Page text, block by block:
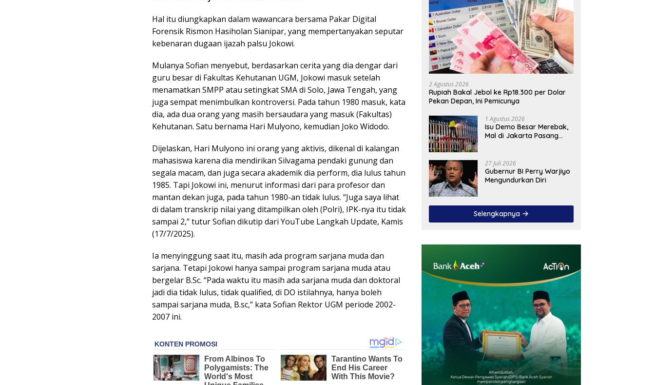
Hal itu diungkapkan dalam wawancara bersama Pakar Digital
Forensik Rismon Hasiholan Sianipar, yang mempertanyakan seputar
kebenaran dugaan ijazah palsu Jokowi.
Mulanya Sofian menyebut, berdasarkan cerita yang dia dengar dari
guru besar di Fakultas Kehutanan UGM, Jokowi masuk setelah
menamatkan SMPP atau setingkat SMA di Solo, Jawa Tengah, yang
juga sempat menimbulkan kontroversi. Pada tahun 1980 masuk, kata
dia, ada dua orang yang masih bersaudara yang masuk (Fakultas)
Kehutanan. Satu bernama Hari Mulyono, kemudian Joko Widodo.
Dijelaskan, Hari Mulyono ini orang yang aktivis, dikenal di kalangan
mahasiswa karena dia mendirikan Silvagama pendaki gunung dan
segala macam, dan juga secara akademik dia perform, dia lulus tahun
1985. Tapi Jokowi ini, menurut informasi dari para profesor dan
mantan dekan juga, pada tahun 1980-an tidak lulus. “Juga saya lihat
di dalam transkrip nilai yang ditampilkan oleh (Polri), IPK-nya itu tidak
sampai 2,” tutur Sofian dikutip dari YouTube Langkah Update, Kamis
(17/7/2025).
Ia menyinggung saat itu, masih ada program sarjana muda dan
sarjana. Tetapi Jokowi hanya sampai program sarjana muda atau
bergelar B.Sc. “Pada waktu itu masih ada sarjana muda dan doktoral
jadi dia tidak lulus, tidak qualified, di DO istilahnya, hanya boleh
sampai sarjana muda, B.sc,” kata Sofian Rektor UGM periode 2002-
2007 ini.
2 Agustus 2026
Rupiah Bakal Jebol ke Rp18.300 per Dolar
Pekan Depan, Ini Pemicunya
1 Agustus 2026
Isu Demo Besar Merebak,
Mal di Jakarta Pasang
27 Juli 2026
Gubernur BI Perry Warjiyo
Mengundurkan Diri
Selengkapnya